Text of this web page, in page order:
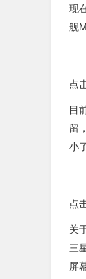
现
舰
点
目
留
小
点
关
三
屏